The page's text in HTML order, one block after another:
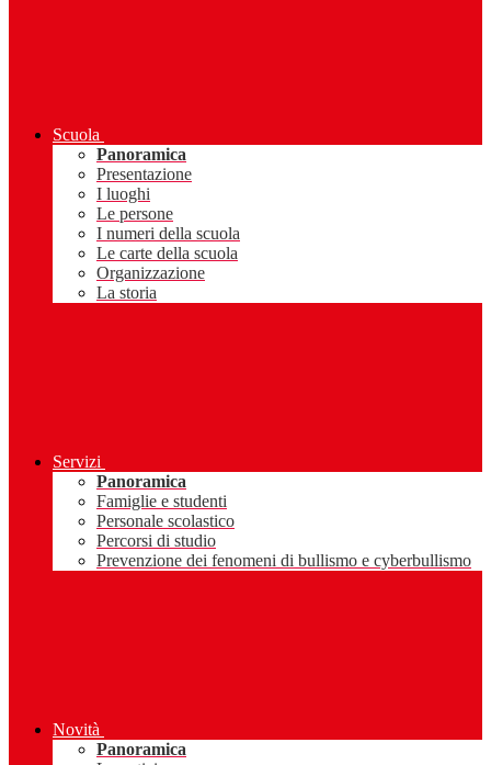
Scuola
Panoramica
Presentazione
I luoghi
Le persone
I numeri della scuola
Le carte della scuola
Organizzazione
La storia
Servizi
Panoramica
Famiglie e studenti
Personale scolastico
Percorsi di studio
Prevenzione dei fenomeni di bullismo e cyberbullismo
Novità
Panoramica